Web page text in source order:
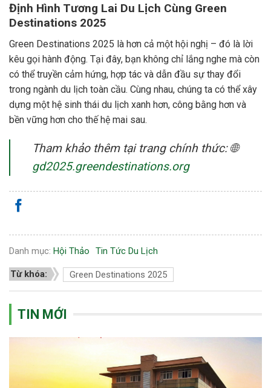
Định Hình Tương Lai Du Lịch Cùng Green
Destinations 2025
Green Destinations 2025 là hơn cả một hội nghị – đó là lời
kêu gọi hành động. Tại đây, bạn không chỉ lắng nghe mà còn
có thể truyền cảm hứng, hợp tác và dẫn đầu sự thay đổi
trong ngành du lịch toàn cầu. Cùng nhau, chúng ta có thể xây
dựng một hệ sinh thái du lịch xanh hơn, công bằng hơn và
bền vững hơn cho thế hệ mai sau.
Tham khảo thêm tại trang chính thức: 🌐
gd2025.greendestinations.org
Danh mục: Hội Thảo Tin Tức Du Lịch
Từ khóa: Green Destinations 2025
TIN MỚI